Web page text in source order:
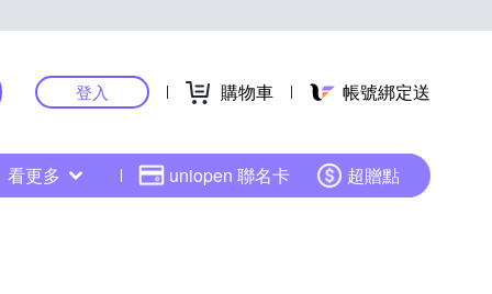
登入 購物車 帳號綁定送
看更多 uniopen 聯名卡 超贈點